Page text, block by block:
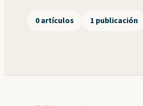
0 artículos 1 publicación